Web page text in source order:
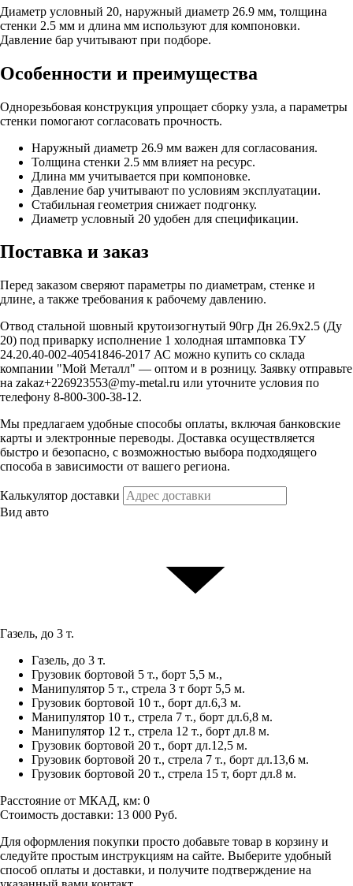
Диаметр условный 20, наружный диаметр 26.9 мм, толщина
стенки 2.5 мм и длина мм используют для компоновки.
Давление бар учитывают при подборе.
Особенности и преимущества
Однорезьбовая конструкция упрощает сборку узла, а параметры
стенки помогают согласовать прочность.
Наружный диаметр 26.9 мм важен для согласования.
Толщина стенки 2.5 мм влияет на ресурс.
Длина мм учитывается при компоновке.
Давление бар учитывают по условиям эксплуатации.
Стабильная геометрия снижает подгонку.
Диаметр условный 20 удобен для спецификации.
Поставка и заказ
Перед заказом сверяют параметры по диаметрам, стенке и
длине, а также требования к рабочему давлению.
Отвод стальной шовный крутоизогнутый 90гр Дн 26.9х2.5 (Ду
20) под приварку исполнение 1 холодная штамповка ТУ
24.20.40-002-40541846-2017 АС можно купить со склада
компании "Мой Металл" — оптом и в розницу. Заявку отправьте
на zakaz+226923553@my-metal.ru или уточните условия по
телефону 8-800-300-38-12.
Мы предлагаем удобные способы оплаты, включая банковские
карты и электронные переводы. Доставка осуществляется
быстро и безопасно, с возможностью выбора подходящего
способа в зависимости от вашего региона.
Калькулятор доставки
Вид авто
Газель, до 3 т.
Газель, до 3 т.
Грузовик бортовой 5 т., борт 5,5 м.,
Манипулятор 5 т., стрела 3 т борт 5,5 м.
Грузовик бортовой 10 т., борт дл.6,3 м.
Манипулятор 10 т., стрела 7 т., борт дл.6,8 м.
Манипулятор 12 т., стрела 12 т., борт дл.8 м.
Грузовик бортовой 20 т., борт дл.12,5 м.
Грузовик бортовой 20 т., стрела 7 т., борт дл.13,6 м.
Грузовик бортовой 20 т., стрела 15 т, борт дл.8 м.
Расстояние от МКАД, км: 0
Стоимость доставки: 13 000 Руб.
Для оформления покупки просто добавьте товар в корзину и
следуйте простым инструкциям на сайте. Выберите удобный
способ оплаты и доставки, и получите подтверждение на